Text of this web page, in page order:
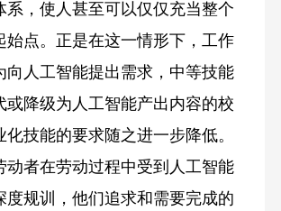
系，使人甚至可以仅仅充当整个
始点。正是在这一情形下，工作
向人工智能提出需求，中等技能
或降级为人工智能产出内容的校
技能的要求随之进一步降低。
动者在劳动过程中受到人工智能
度规训，他们追求和需要完成的